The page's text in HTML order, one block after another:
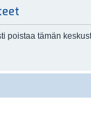
poistaa tämän